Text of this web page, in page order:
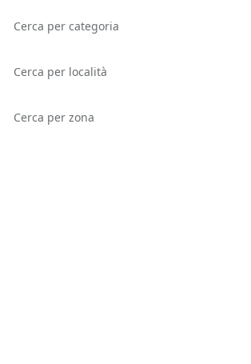
Cerca per categoria
Cerca per località
Cerca per zona